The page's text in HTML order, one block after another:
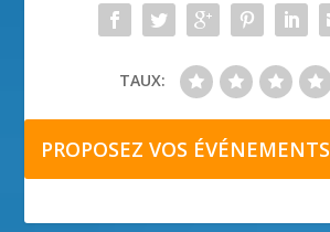
TAUX:
PROPOSEZ VOS ÉVÉNEMENTS